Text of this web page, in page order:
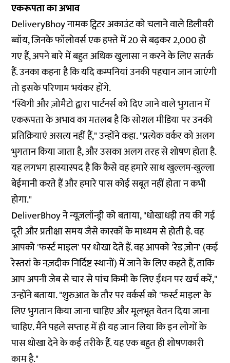
एकरूपता का अभाव
DeliveryBhoy नामक ट्विटर अकाउंट को चलाने वाले डिलीवरी
ब्वॉय, जिनके फॉलोवर्स एक हफ्ते में 20 से बढ़कर 2,000 हो
गए हैं, अपने बारे में बहुत अधिक खुलासा न करने के लिए सतर्क
हैं. उनका कहना है कि यदि कम्पनियां उनकी पहचान जान जाएंगी
तो इसके परिणाम भयंकर होंगे.
"स्विगी और ज़ोमैटो द्वारा पार्टनर्स को दिए जाने वाले भुगतान में
एकरूपता के अभाव का मतलब है कि सोशल मीडिया पर उनकी
प्रतिक्रियाएं असत्य नहीं हैं," उन्होंने कहा. "प्रत्येक वर्कर को अलग
भुगतान किया जाता है, और उसका अलग तरह से शोषण होता है.
यह लगभग हास्यास्पद है कि कैसे वह हमारे साथ खुल्लम-खुल्ला
बेईमानी करते हैं और हमारे पास कोई सबूत नहीं होता न कभी
होगा."
DeliverBhoy ने न्यूज़लॉन्ड्री को बताया, "धोखाधड़ी तय की गई
दूरी और प्रतीक्षा समय जैसे कारकों के माध्यम से होती है. वह
आपको 'फर्स्ट माइल' पर धोखा देते हैं. वह आपको 'रेड ज़ोन' (कई
रेस्तरां के नज़दीक निर्दिष्ट स्थानों) में जाने के लिए कहते हैं, ताकि
आप अपनी जेब से चार से पांच किमी के लिए ईंधन पर खर्च करें,"
उन्होंने बताया. "शुरुआत के तौर पर वर्कर्स को 'फर्स्ट माइल' के
लिए भुगतान किया जाना चाहिए और मूलभूत वेतन दिया जाना
चाहिए. मैंने पहले सप्ताह में ही यह जान लिया कि इन लोगों के
पास धोखा देने के कई तरीके हैं. यह एक बहुत ही शोषणकारी
काम है."